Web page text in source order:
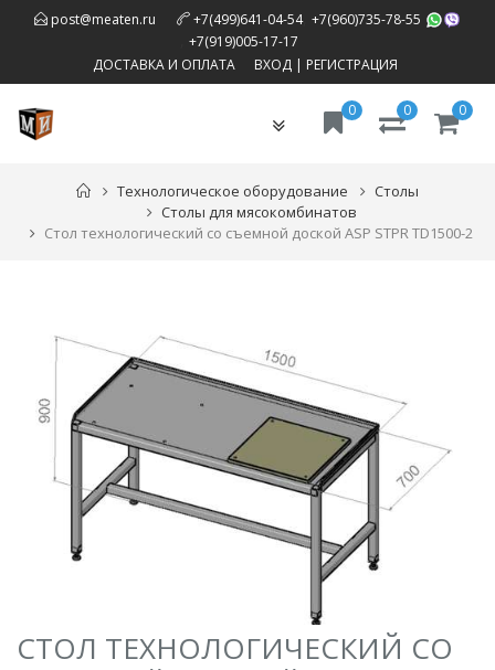
post@meaten.ru +7(499)641-04-54, +7(960)735-78-55
+7(919)005-17-17
ДОСТАВКА И ОПЛАТА
ВХОД| РЕГИСТРАЦИЯ
Toggle
0
0
0
Технологическое оборудование
Столы
Столы для мясокомбинатов
Стол технологический со съемной доской ASP STPR TD1500-2
СТОЛ ТЕХНОЛОГИЧЕСКИЙ СО